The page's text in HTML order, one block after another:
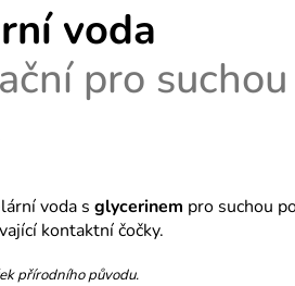
voda
pro
voda s glycerinem pro suchou
kontaktní čočky.
přírodního původu.